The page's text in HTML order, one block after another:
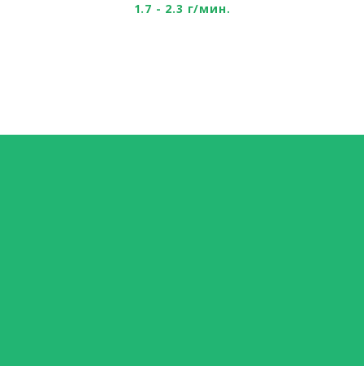
1.7 - 2.3 г/мин.